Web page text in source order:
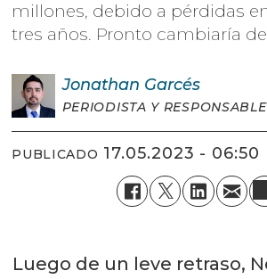
millones, debido a pérdidas
tres años. Pronto cambiaría
Jonathan Garcés
PERIODISTA Y
PUBLICADO 17.05.2023 - 06:50
Luego de un leve retraso,